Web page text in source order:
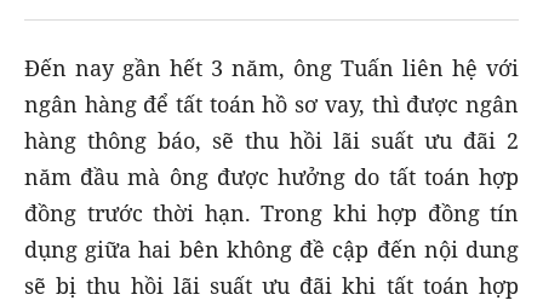
Đến nay gần hết 3 năm, ông Tuấn liên hệ với
ngân hàng để tất toán hồ sơ vay, thì được ngân
hàng thông báo, sẽ thu hồi lãi suất ưu đãi 2
năm đầu mà ông được hưởng do tất toán hợp
đồng trước thời hạn. Trong khi hợp đồng tín
dụng giữa hai bên không đề cập đến nội dung
sẽ bị thu hồi lãi suất ưu đãi khi tất toán hợp